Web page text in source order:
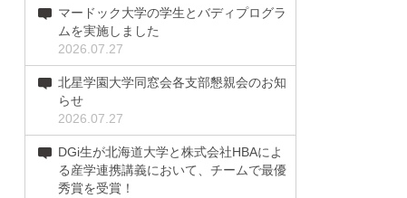
マードック大学の学生とバディプログラ
ムを実施しました
2026.07.27
北星学園大学同窓会各支部懇親会のお知
らせ
2026.07.27
DGi生が北海道大学と株式会社HBAによ
る産学連携講義において、チームで最優
秀賞を受賞！